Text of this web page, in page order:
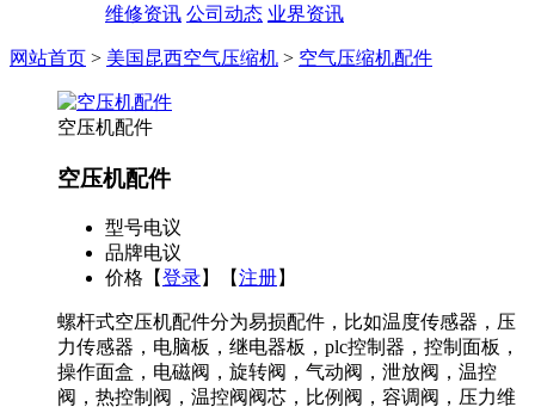
维修资讯 公司动态 业界资讯
网站首页 > 美国昆西空气压缩机 > 空气压缩机配件
空压机配件
空压机配件
型号电议
品牌电议
价格 【登录】【注册】
螺杆式空压机配件分为易损配件，比如温度传感器，压
力传感器，电脑板，继电器板，plc控制器，控制面板，
操作面盒，电磁阀，旋转阀，气动阀，泄放阀，温控
阀，热控制阀，温控阀阀芯，比例阀，容调阀，压力维